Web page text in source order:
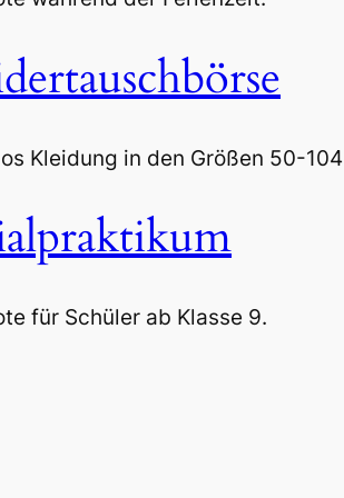
Kleidung in den Größen 50-
für Schüler ab Klasse 9.